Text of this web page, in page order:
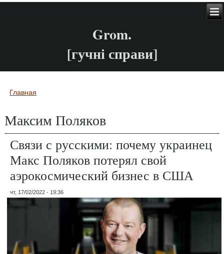
Grom.
[гучні справи]
Вы здесь
Главная
Максим Поляков
Связи с русскими: почему украинец
Макс Поляков потерял свой
аэрокосмический бизнес в США
чт, 17/02/2022 - 19:36